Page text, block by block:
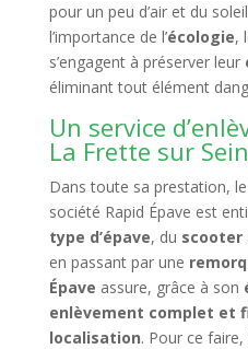
pour un peu d’air et du
l’importance de l’écologie,
s’engagent à préserver leur
éliminant tout élément
Un service
La Frette sur
Dans toute sa prestation,
société Rapid Épave est
type d’épave, du scooter
en passant par une
Épave assure, grâce à son
enlèvement complet et
localisation. Pour ce